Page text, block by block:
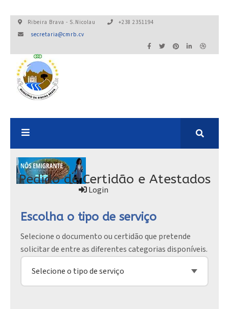
Ribeira Brava - S.Nicolau
+238 2351194
secretaria@cmrb.cv
Login
Pedido de Certidão e Atestados
Escolha o tipo de serviço
Selecione o documento ou certidão que pretende
solicitar de entre as diferentes categorias disponíveis.
Selecione o tipo de serviço